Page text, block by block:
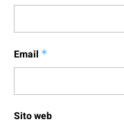
Email *
Sito web